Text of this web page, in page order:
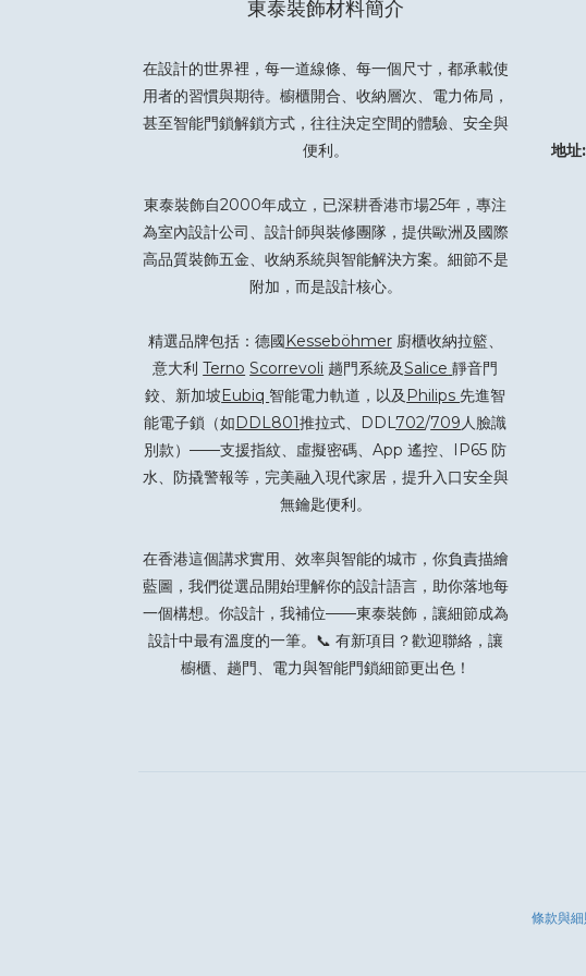
東泰裝飾材料簡介
在設計的世界裡，每一道線條、每一個尺寸，都承載使
用者的習慣與期待。櫥櫃開合、收納層次、電力佈局，
甚至智能門鎖解鎖方式，往往決定空間的體驗、安全與
便利。
東泰裝飾自2000年成立，已深耕香港市場25年，專注
為室內設計公司、設計師與裝修團隊，提供歐洲及國際
高品質裝飾五金、收納系統與智能解決方案。細節不是
附加，而是設計核心。
精選品牌包括：德國Kesseböhmer 廚櫃收納拉籃、
意大利Terno Scorrevoli 趟門系統及Salice 靜音門
鉸、新加坡Eubiq 智能電力軌道，以及 Philips先進智
能電子鎖（如DDL801推拉式、DDL 702/709 人臉識
別款）——支援指紋、虛擬密碼、App 遙控、IP65 防
水、防撬警報等，完美融入現代家居，提升入口安全與
無鑰匙便利。
在香港這個講求實用、效率與智能的城市，你負責描繪
藍圖，我們從選品開始理解你的設計語言，助你落地每
一個構想。你設計，我補位——東泰裝飾，讓細節成為
設計中最有溫度的一筆。📞 有新項目？歡迎聯絡，讓
櫥櫃、趟門、電力與智能門鎖細節更出色！
地址:
條款與細